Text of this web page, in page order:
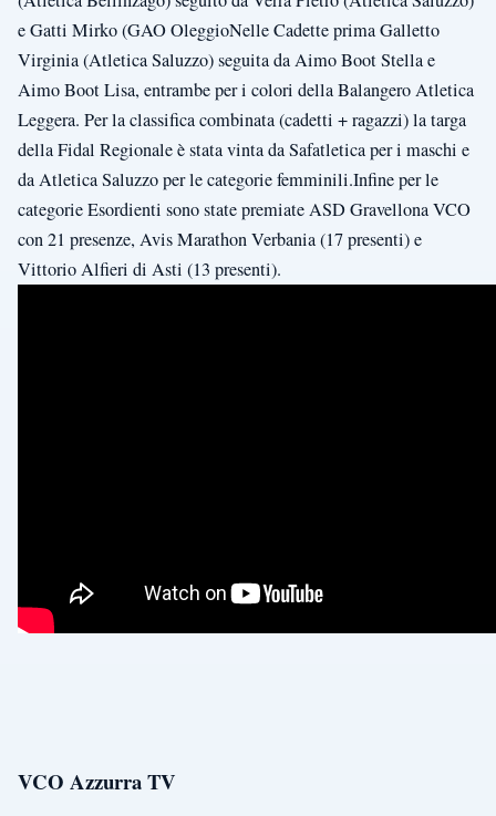
e Gatti Mirko (GAO OleggioNelle Cadette prima Galletto
Virginia (Atletica Saluzzo) seguita da Aimo Boot Stella e
Aimo Boot Lisa, entrambe per i colori della Balangero Atletica
Leggera. Per la classifica combinata (cadetti + ragazzi) la targa
della Fidal Regionale è stata vinta da Safatletica per i maschi e
da Atletica Saluzzo per le categorie femminili.Infine per le
categorie Esordienti sono state premiate ASD Gravellona VCO
con 21 presenze, Avis Marathon Verbania (17 presenti) e
Vittorio Alfieri di Asti (13 presenti).
VCO Azzurra TV